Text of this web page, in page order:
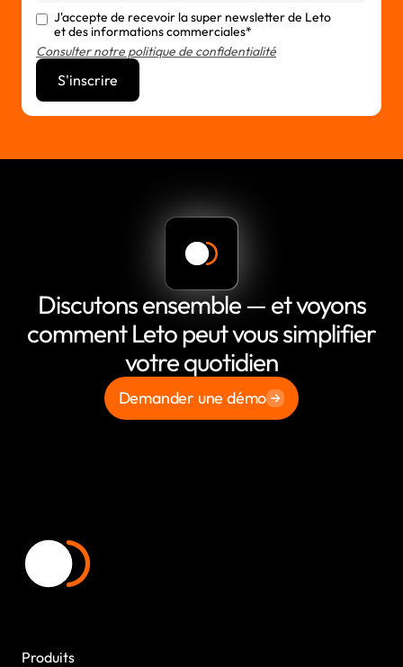
J'accepte de recevoir la super newsletter de Leto
et des informations commerciales*
Consulter notre politique de confidentialité
Discutons ensemble — et voyons
comment Leto peut vous simplifier
votre quotidien
Demander une démo
Produits